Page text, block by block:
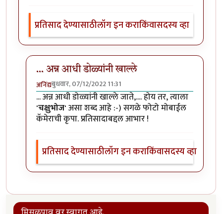
प्रतिसाद देण्यासाठीलॉग इन कराकिंवासदस्य व्हा
... अन्न आधी डोळ्यांनी खाल्ले
अनिंद्यबुधवार, 07/12/2022 11:31
In reply toआवडलेbyज्ञानोबाचे पैजार
... अन्न आधी डोळ्यांनी खाल्ले जाते,.... होय तर, त्याला
'चक्षुभोज'असा शब्द आहे :-) सगळे फोटो मोबाईल
कॅमेराची कृपा. प्रतिसादाबद्दल आभार !
प्रतिसाद देण्यासाठीलॉग इन कराकिंवासदस्य व्हा